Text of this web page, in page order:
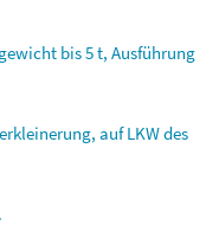
bis5t, Ausführung
aufLKWdes